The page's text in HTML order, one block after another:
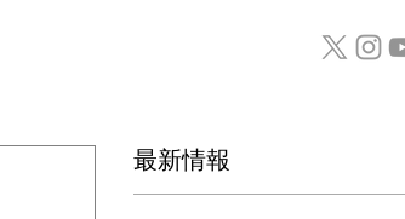
​最新情報